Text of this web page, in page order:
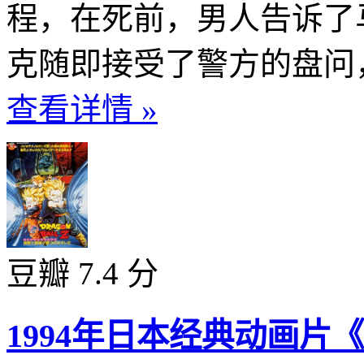
程，在死前，男人告诉
克随即接受了警方的盘
查看详情 »
豆瓣 7.4 分
1994年日本经典动画片